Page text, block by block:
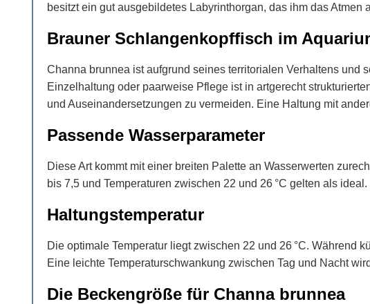
besitzt ein gut ausgebildetes Labyrinthorgan, das ihm das Atmen
Brauner Schlangenkopffisch im
Channa brunnea ist aufgrund seines territorialen Verhaltens
Einzelhaltung oder paarweise Pflege ist in artgerecht
und Auseinandersetzungen zu vermeiden. Eine Haltung mit
Passende Wasserparameter
Diese Art kommt mit einer breiten Palette an Wasserwerten
bis 7,5 und Temperaturen zwischen 22 und 26 °C gelten als ideal.
Haltungstemperatur
Die optimale Temperatur liegt zwischen 22 und 26 °C. Während
Eine leichte Temperaturschwankung zwischen Tag und Nacht
Die Beckengröße für Channa brunnea